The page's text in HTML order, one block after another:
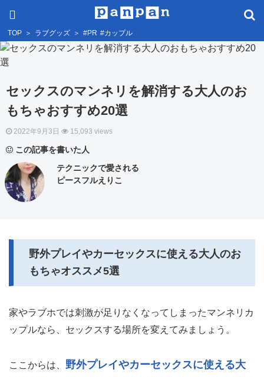
TOP ＞ ラブグッズ ＞ #PR #カップル
セックスのマンネリを解消する大人のお
もちゃおすすめ20選
2022年9月3日 15,093 views
この記事を書いた人
テクニックで愛される
ピースフルえりこ
野外プレイやカーセックスに使える大人のお
もちゃオススメ5選
家やラブホでは刺激が足りなくなってしまったマンネリカ
ップルなら、セックスする場所を変えてみましょう。
ここからは、 野外プレイやカーセックスに使える大